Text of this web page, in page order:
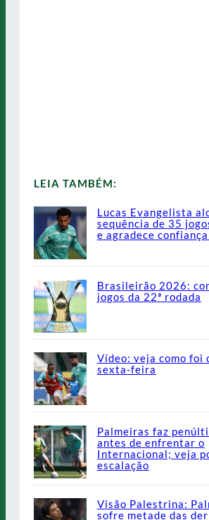
LEIA TAMBÉM:
Lucas Evangelista
sequência de 35
e agradece
Brasileirão 2026:
jogos da 22ª rodada
Vídeo: veja como foi
sexta-feira
Palmeiras faz
antes de enfrentar o
Internacional; veja
escalação
Visão Palestrina:
sofre metade das